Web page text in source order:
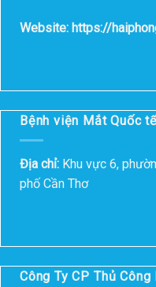
Website: https://
Bệnh viện Mắt Quốc
Địa chỉ: Khu vực 6,
phố Cần Thơ
Công Ty CP Thủ